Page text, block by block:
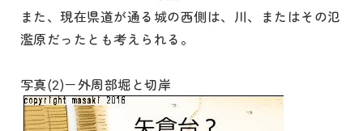
また、現在県道が通る城の西側は、川、またはその氾
濫原だったとも考えられる。
写真(2)－外周部堀と切岸